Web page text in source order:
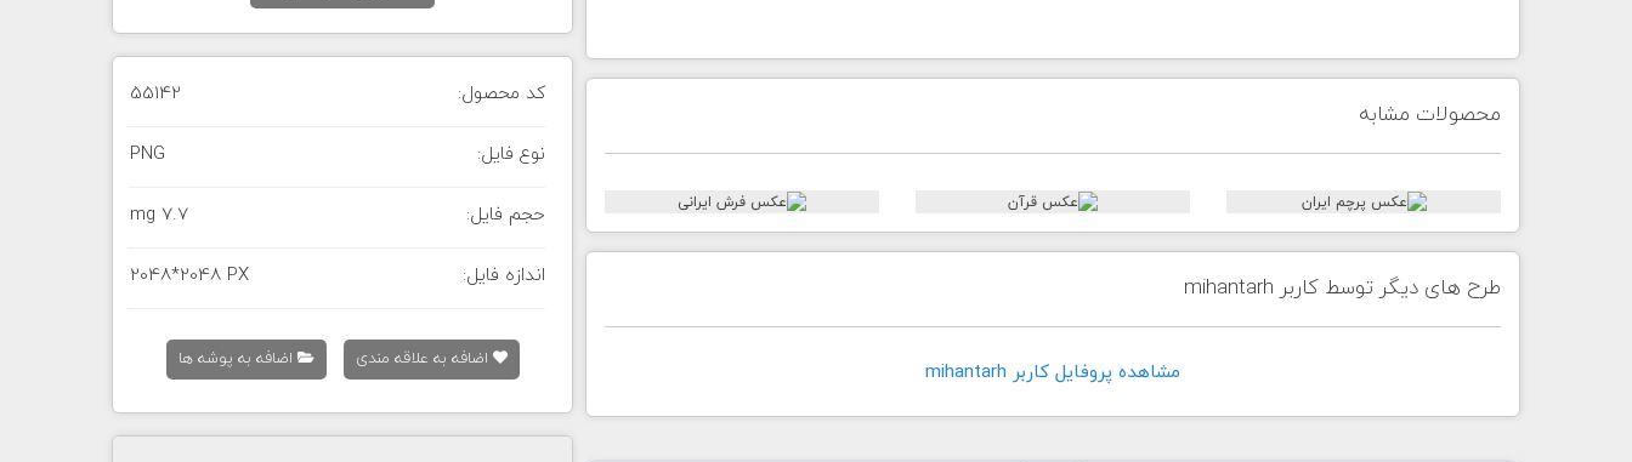
محصولات مشابه
طرح های دیگر توسط کاربر mihantarh
مشاهده پروفايل کاربر mihantarh
کد محصول: 55142
نوع فایل: PNG
حجم فایل: 7.7 mg
اندازه فایل: 2048*2048 PX
اضافه به علاقه مندی اضافه به پوشه ها